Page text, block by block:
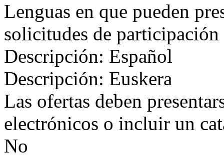
Lenguas en que pueden
solicitudes de participación
Descripción: Español
Descripción: Euskera
Las ofertas deben
electrónicos o incluir un
No